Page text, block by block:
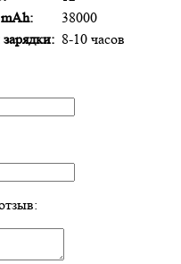
38000
8-10 часов